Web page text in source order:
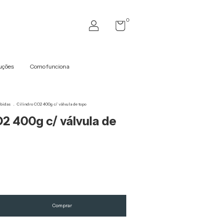
0
Como funciona
Cilindro CO2 400g c/ válvula de topo
400g c/ válvula de